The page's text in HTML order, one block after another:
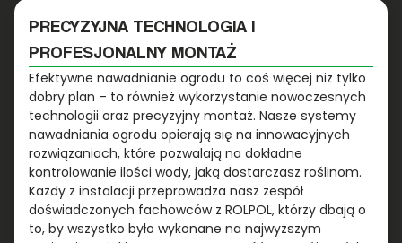
PRECYZYJNA TECHNOLOGIA I
PROFESJONALNY MONTAŻ
Efektywne nawadnianie ogrodu to coś więcej niż tylko
dobry plan – to również wykorzystanie nowoczesnych
technologii oraz precyzyjny montaż. Nasze systemy
nawadniania ogrodu opierają się na innowacyjnych
rozwiązaniach, które pozwalają na dokładne
kontrolowanie ilości wody, jaką dostarczasz roślinom.
Każdy z instalacji przeprowadza nasz zespół
doświadczonych fachowców z ROLPOL, którzy dbają o
to, by wszystko było wykonane na najwyższym